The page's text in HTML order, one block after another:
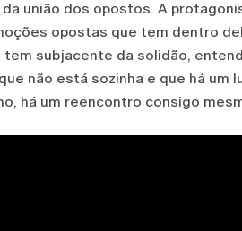
união dos opostos. A
opostas que tem dentro
subjacente da solidão,
não está sozinha e que há um
há um reencontro consigo